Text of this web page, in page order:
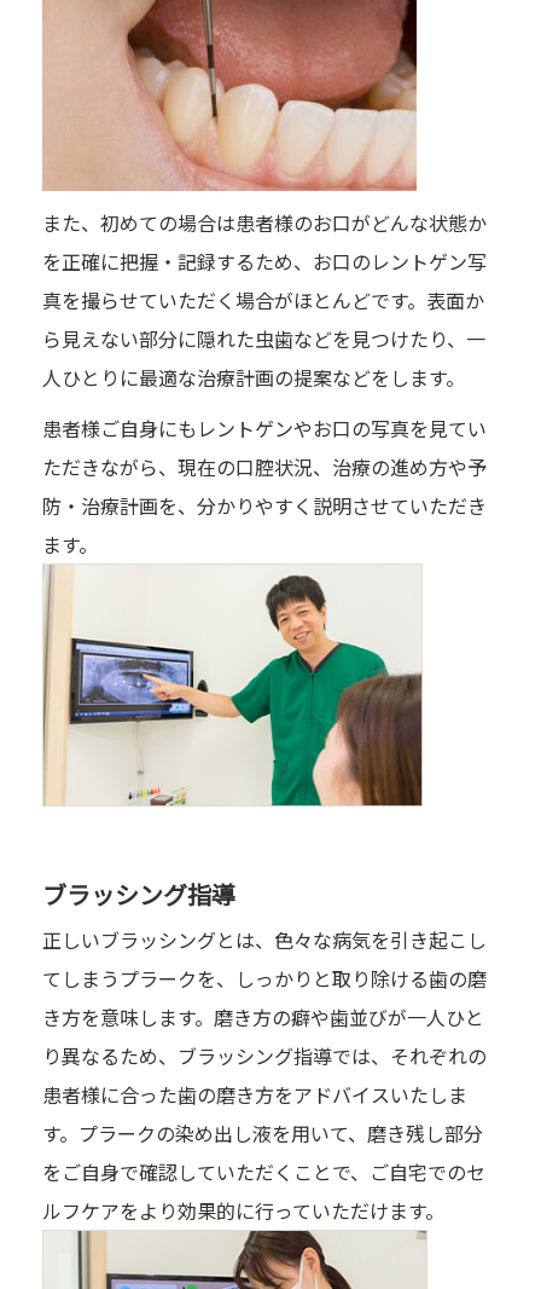
また、初めての場合は患者様のお口がどんな状態か
を正確に把握・記録するため、お口のレントゲン写
真を撮らせていただく場合がほとんどです。表面か
ら見えない部分に隠れた虫歯などを見つけたり、一
人ひとりに最適な治療計画の提案などをします。
患者様ご自身にもレントゲンやお口の写真を見てい
ただきながら、現在の口腔状況、治療の進め方や予
防・治療計画を、分かりやすく説明させていただき
ます。
ブラッシング指導
正しいブラッシングとは、色々な病気を引き起こし
てしまうプラークを、しっかりと取り除ける歯の磨
き方を意味します。磨き方の癖や歯並びが一人ひと
り異なるため、ブラッシング指導では、それぞれの
患者様に合った歯の磨き方をアドバイスいたしま
す。プラークの染め出し液を用いて、磨き残し部分
をご自身で確認していただくことで、ご自宅でのセ
ルフケアをより効果的に行っていただけます。